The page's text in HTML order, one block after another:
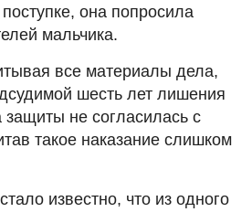
она попросила
мальчика.
все материалы дела,
шесть лет лишения
не согласилась с
такое наказание слишком
известно, что из одного